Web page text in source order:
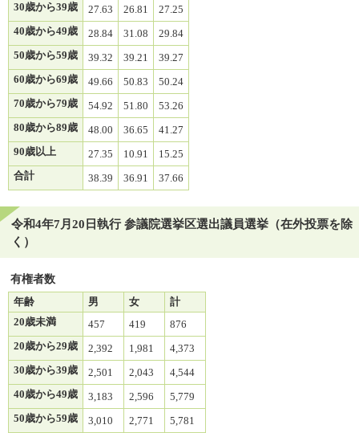
30歳から39歳
27.63 26.81
27.25
40歳から49歳
28.84 31.08
29.84
50歳から59歳
39.32 39.21
39.27
60歳から69歳
49.66 50.83
50.24
70歳から79歳
54.92 51.80
53.26
80歳から89歳
48.00 36.65
41.27
90歳以上
27.35 10.91
15.25
合計
38.39 36.91 37.66
令和4年7月20日執行 参議院選挙区選出議員選挙（在外投票を除
く）
有権者数
年齢
男 女
計
20歳未満
457 419
876
20歳から29歳
2,392 1,981
4,373
30歳から39歳
2,501 2,043
4,544
40歳から49歳
3,183 2,596
5,779
50歳から59歳
3,010 2,771
5,781